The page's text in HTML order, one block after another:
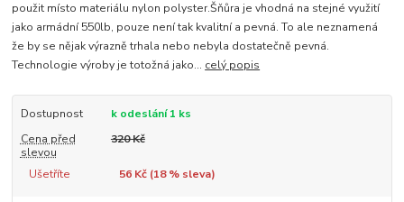
použit místo materiálu nylon polyster.Šňůra je vhodná na stejné využití
jako armádní 550lb, pouze není tak kvalitní a pevná. To ale neznamená
že by se nějak výrazně trhala nebo nebyla dostatečně pevná.
Technologie výroby je totožná jako... celý popis
Dostupnost
k odeslání 1 ks
Cena před
slevou
320 Kč
Ušetříte 56 Kč (18% sleva)